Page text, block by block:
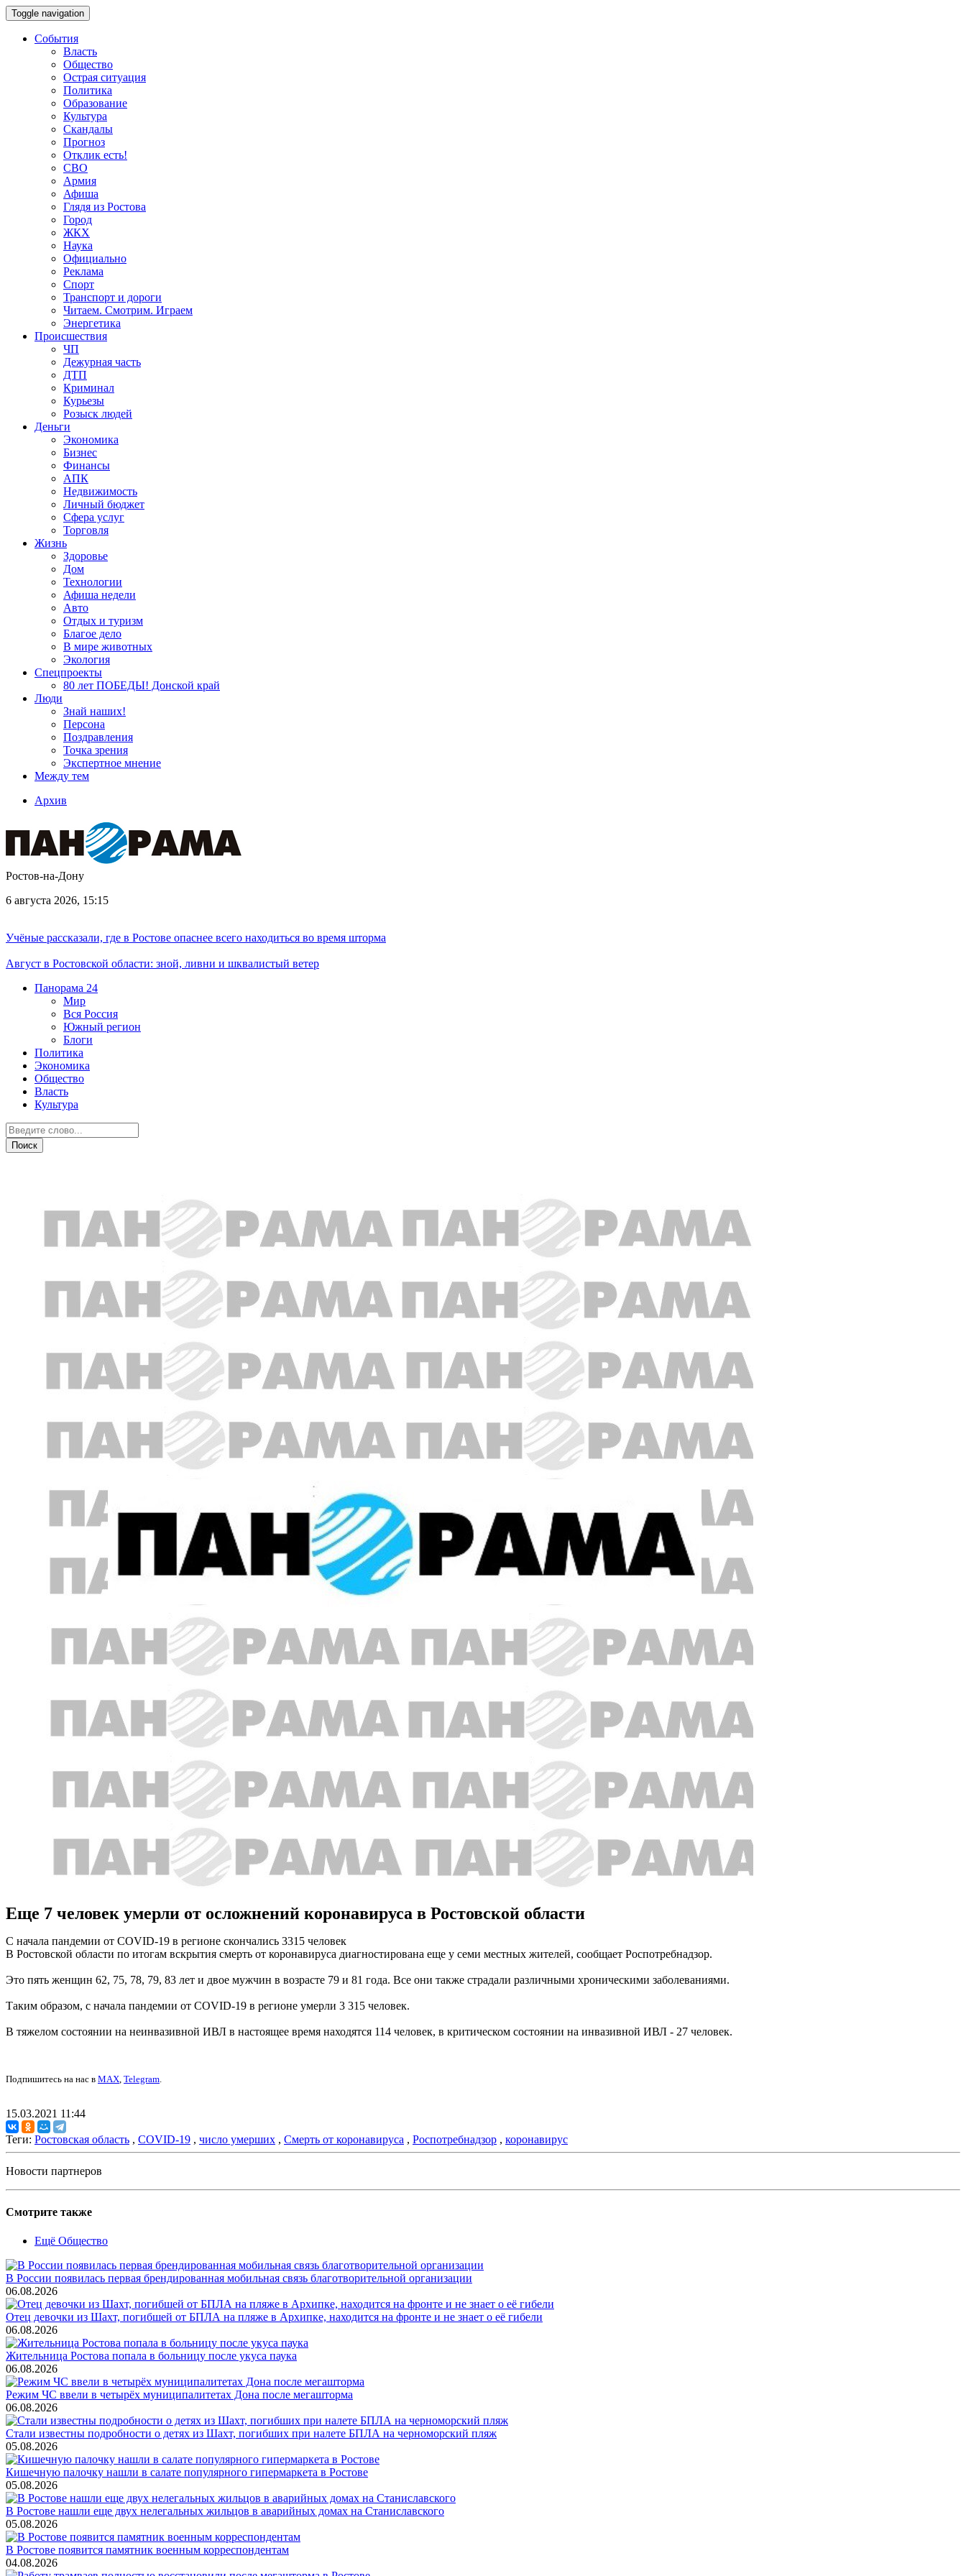
Toggle navigation
События
Власть
Общество
Острая ситуация
Политика
Образование
Культура
Скандалы
Прогноз
Отклик есть!
СВО
Армия
Афиша
Глядя из Ростова
Город
ЖКХ
Наука
Официально
Реклама
Спорт
Транспорт и дороги
Читаем. Смотрим. Играем
Энергетика
Происшествия
ЧП
Дежурная часть
ДТП
Криминал
Курьезы
Розыск людей
Деньги
Экономика
Бизнес
Финансы
АПК
Недвижимость
Личный бюджет
Сфера услуг
Торговля
Жизнь
Здоровье
Дом
Технологии
Афиша недели
Авто
Отдых и туризм
Благое дело
В мире животных
Экология
Спецпроекты
80 лет ПОБЕДЫ! Донской край
Люди
Знай наших!
Персона
Поздравления
Точка зрения
Экспертное мнение
Между тем
Архив
Ростов-на-Дону
6 августа 2026, 15:15
Учёные рассказали, где в Ростове опаснее всего находиться во время шторма
Август в Ростовской области: зной, ливни и шквалистый ветер
Панорама 24
Мир
Вся Россия
Южный регион
Блоги
Политика
Экономика
Общество
Власть
Культура
Еще 7 человек умерли от осложнений коронавируса в Ростовской области
С начала пандемии от COVID-19 в регионе скончались 3315 человек
В Ростовской области по итогам вскрытия смерть от коронавируса диагностирована еще у семи местных жителей, сообщает Роспотребнадзор.
Это пять женщин 62, 75, 78, 79, 83 лет и двое мужчин в возрасте 79 и 81 года. Все они также страдали различными хроническими заболеваниями.
Таким образом, с начала пандемии от COVID-19 в регионе умерли 3 315 человек.
В тяжелом состоянии на неинвазивной ИВЛ в настоящее время находятся 114 человек, в критическом состоянии на инвазивной ИВЛ - 27 человек.
Подпишитесь на нас в MAX, Telegram.
15.03.2021 11:44
Теги: Ростовская область , COVID-19 , число умерших , Смерть от коронавируса , Роспотребнадзор , коронавирус
Новости партнеров
Смотрите также
Ещё Общество
В России появилась первая брендированная мобильная связь благотворительной организации
06.08.2026
Отец девочки из Шахт, погибшей от БПЛА на пляже в Архипке, находится на фронте и не знает о её гибели
06.08.2026
Жительница Ростова попала в больницу после укуса паука
06.08.2026
Режим ЧС ввели в четырёх муниципалитетах Дона после мегашторма
06.08.2026
Стали известны подробности о детях из Шахт, погибших при налете БПЛА на черноморский пляж
05.08.2026
Кишечную палочку нашли в салате популярного гипермаркета в Ростове
05.08.2026
В Ростове нашли еще двух нелегальных жильцов в аварийных домах на Станиславского
05.08.2026
В Ростове появится памятник военным корреспондентам
04.08.2026